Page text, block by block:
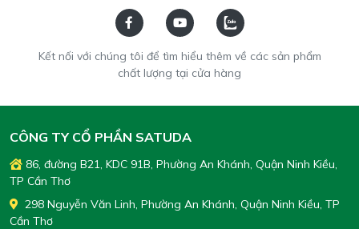
Kết nối với chúng tôi để tìm hiểu thêm về các sản phẩm
chất lượng tại cửa hàng
CÔNG TY CỔ PHẦN SATUDA
86, đường B21, KDC 91B, Phường An Khánh, Quận Ninh Kiều,
TP Cần Thơ
298 Nguyễn Văn Linh, Phường An Khánh, Quận Ninh Kiều, TP
Cần Thơ